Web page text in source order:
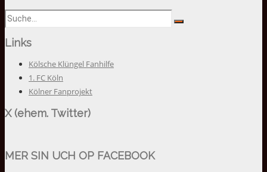
Links
Kölsche Klüngel Fanhilfe
1. FC Köln
Kölner Fanprojekt
X (ehem. Twitter)
MER SIN UCH OP FACEBOOK